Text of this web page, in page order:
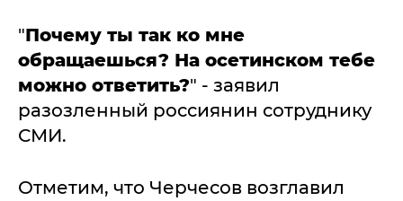
"Почему ты так ко мне
обращаешься? На осетинском тебе
можно ответить?" - заявил
разозленный россиянин сотруднику
СМИ.
Отметим, что Черчесов возглавил